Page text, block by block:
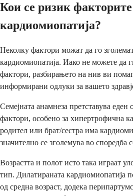
Кои се ризик факторите
кардиомиопатија?
Неколку фактори можат да го
кардиомиопатија. Иако не можете да
фактори, разбирањето на нив ви
информирани одлуки за вашето
Семејната анамнеза претставува еден
фактори, особено за хипертрофична
родител или брат/сестра има
значително се зголемува во споредба
Возрастта и полот исто така играат
тип. Дилатираната кардиомиопатија
од средна возраст, додека